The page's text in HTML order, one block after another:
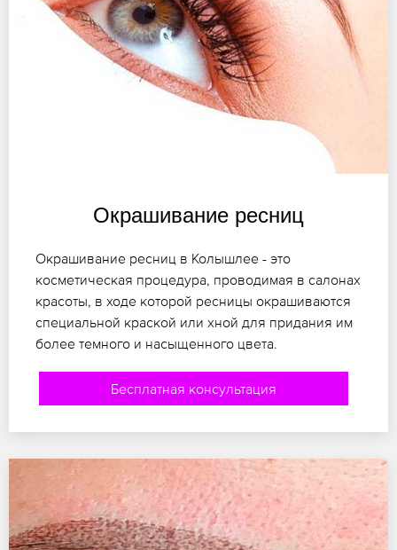
Окрашивание ресниц
Окрашивание ресниц в Колышлее - это
косметическая процедура, проводимая в салонах
красоты, в ходе которой ресницы окрашиваются
специальной краской или хной для придания им
более темного и насыщенного цвета.
Бесплатная консультация